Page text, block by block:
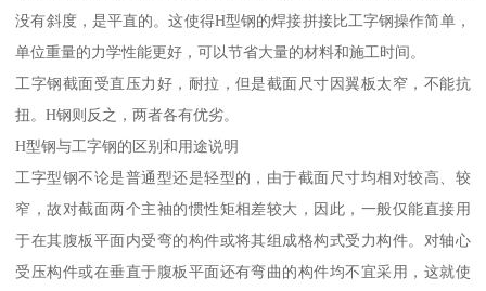
没有斜度，是平直的。这使得H型钢的焊接拼接比工字钢操作简单，
单位重量的力学性能更好，可以节省大量的材料和施工时间。
工字钢截面受直压力好，耐拉，但是截面尺寸因翼板太窄，不能抗
扭。H钢则反之，两者各有优劣。
H型钢与工字钢的区别和用途说明
工字型钢不论是普通型还是轻型的，由于截面尺寸均相对较高、较
窄，故对截面两个主袖的惯性矩相差较大，因此，一般仅能直接用
于在其腹板平面内受弯的构件或将其组成格构式受力构件。对轴心
受压构件或在垂直于腹板平面还有弯曲的构件均不宜采用，这就使